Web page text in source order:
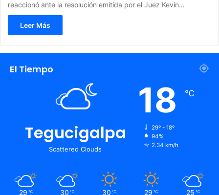
reaccionó ante la resolución emitida por el Juez Kevin…
Leer Más
El Tiempo
Tegucigalpa
Scattered Clouds
18 ℃
29º - 18º
94%
2.34 km/h
29 ℃ 30 ℃ 30 ℃ 29 ℃ 25 ℃